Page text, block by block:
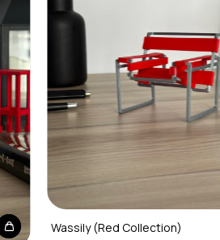
Wassily (Red Collection)